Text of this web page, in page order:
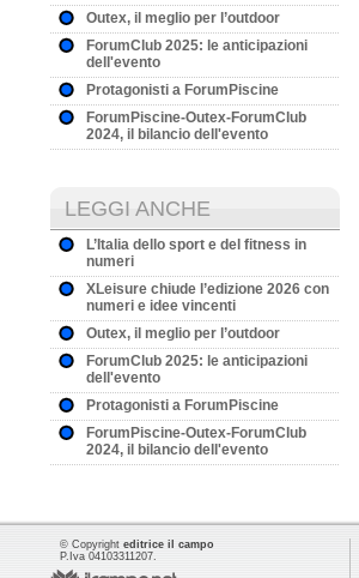
Outex, il meglio per l’outdoor
ForumClub 2025: le anticipazioni
dell'evento
Protagonisti a ForumPiscine
ForumPiscine-Outex-ForumClub
2024, il bilancio dell'evento
LEGGI ANCHE
L’Italia dello sport e del fitness in
numeri
XLeisure chiude l’edizione 2026 con
numeri e idee vincenti
Outex, il meglio per l’outdoor
ForumClub 2025: le anticipazioni
dell'evento
Protagonisti a ForumPiscine
ForumPiscine-Outex-ForumClub
2024, il bilancio dell'evento
© Copyright editrice il campo
P.Iva 04103311207.